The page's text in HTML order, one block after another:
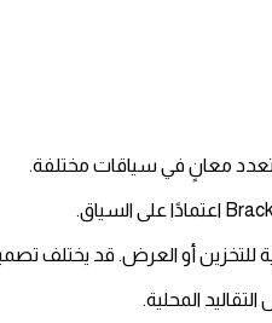
معانٍ في سياقات مختلفة.
أو العرض. قد يختلف
المحلية.